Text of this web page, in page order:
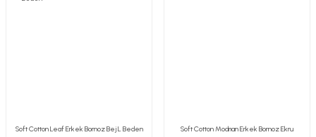
Soft Cotton Leaf Erkek Bornoz Bej L Beden Soft Cotton Modrıan Erkek Bornoz Ekru